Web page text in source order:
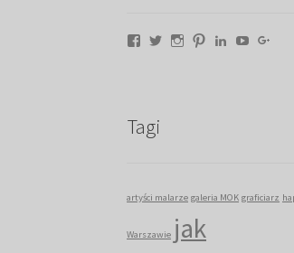
Facebook
TwitterInstagram
PinterestLinkedInYouTube
Tagi
artyści malarze galeria MOK graficiarz
Warszawie jak